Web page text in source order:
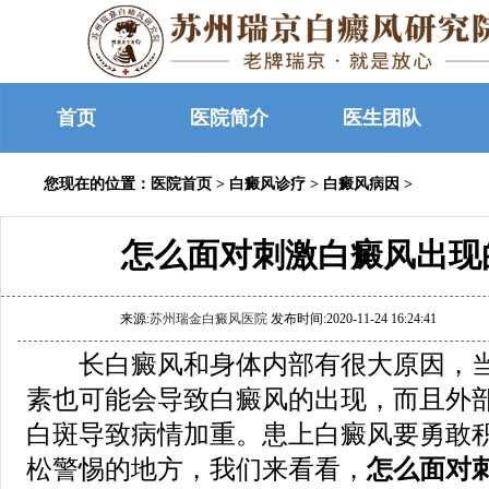
首页 医院简介 医生团队
您现在的位置： 医院首页 > 白癜风诊疗 > 白癜风病因 >
怎么面对刺激白癜风出
来源:苏州瑞金白癜风医院 发布时间:2020-11-24 16:24:41
长白癜风和身体内部有很大原因，
素也可能会导致白癜风的出现，而且外
白斑导致病情加重。患上白癜风要勇敢
松警惕的地方，我们来看看， 怎么面对